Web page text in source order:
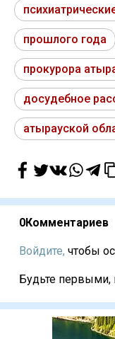
прошлого года
прокурора
досудебное
атырауской
0Комментариев
Войдите, чтобы
Будьте первыми,